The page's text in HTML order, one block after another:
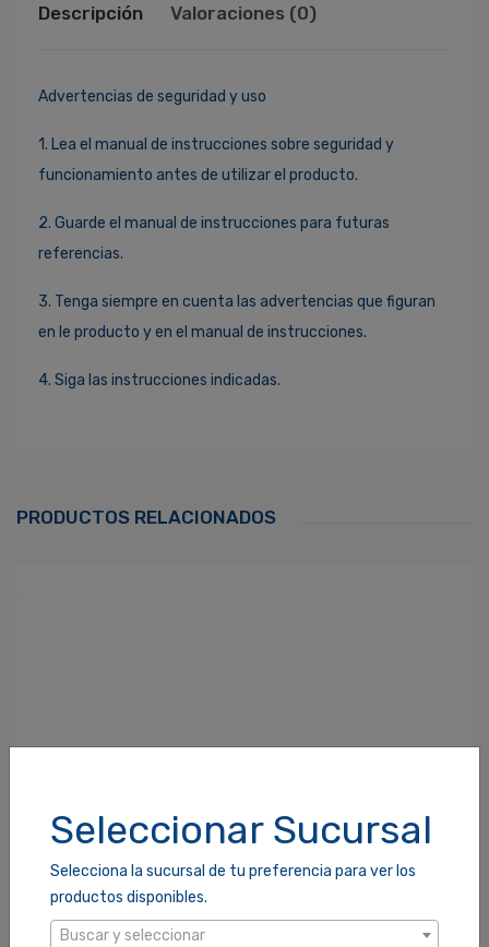
Seleccionar Sucursal
Selecciona la sucursal de tu preferencia para ver los
productos disponibles.
Buscar y seleccionar
Descripción Valoraciones (0)
Advertencias de seguridad y uso
1. Lea el manual de instrucciones sobre seguridad y
funcionamiento antes de utilizar el producto.
2. Guarde el manual de instrucciones para futuras
referencias.
3. Tenga siempre en cuenta las advertencias que figuran
en le producto y en el manual de instrucciones.
4. Siga las instrucciones indicadas.
PRODUCTOS RELACIONADOS